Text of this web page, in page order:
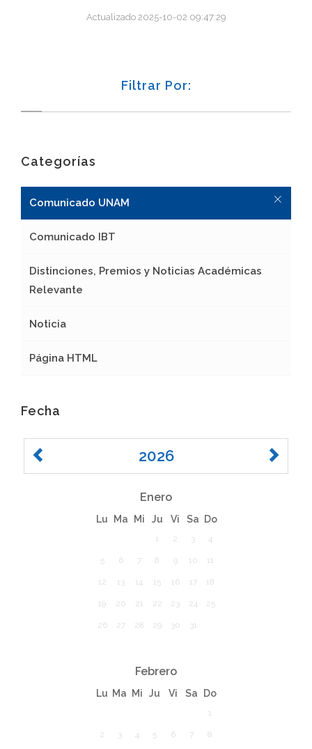
Actualizado 2025-10-02 09:47:29
Filtrar Por:
Categorías
Comunicado UNAM
Comunicado IBT
Distinciones, Premios y Noticias Académicas
Relevante
Noticia
Página HTML
Fecha
2026
Enero
Lu Ma Mi Ju Vi Sa Do
1 2 3 4
5 6 7 8 9 10 11
12 13 14 15 16 17 18
19 20 21 22 23 24 25
26 27 28 29 30 31
Febrero
Lu Ma Mi Ju Vi Sa Do
1
2 3 4 5 6 7 8